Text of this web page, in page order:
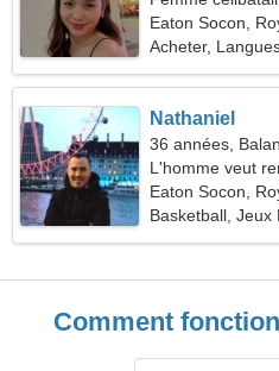
41
Eaton Socon,
Acheter,
Nathaniel
36 années,
L'homme veut
Eaton Socon,
Basketball, Jeux
Comment